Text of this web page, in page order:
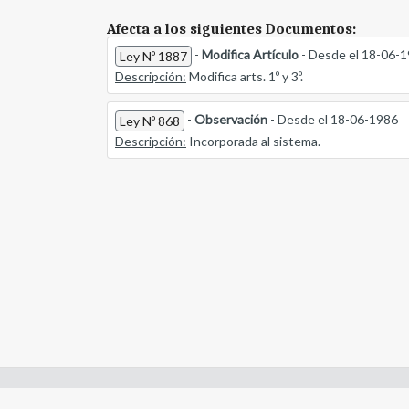
Afecta a los siguientes Documentos:
Ley Nº 1887 - Modifica Artículo - Desde el 18-06-
Descripción: Modifica arts. 1º y 3º.
Ley Nº 868 - Observación - Desde el 18-06-1986
Descripción: Incorporada al sistema.